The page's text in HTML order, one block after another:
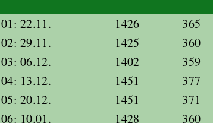
01: 22.11. 1426 365
02: 29.11.
1425 360
03: 06.12.
1402 359
04: 13.12.
1451 377
05: 20.12.
1451 371
06: 10.01.
1428 360